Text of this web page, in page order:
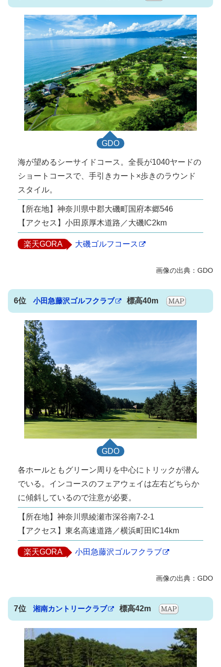
GDO
海が望めるシーサイドコース。全長が1040ヤードの
ショートコースで、手引きカート×歩きのラウンド
スタイル。
【所在地】神奈川県中郡大磯町国府本郷546
【アクセス】小田原厚木道路／大磯IC2km
楽天GORA 大磯ゴルフコース
6位 小田急藤沢ゴルフクラブ 標高40m
GDO
各ホールともグリーン周りを中心にトリックが潜ん
でいる。インコースのフェアウェイは左右どちらか
に傾斜しているので注意が必要。
【所在地】神奈川県綾瀬市深谷南7-2-1
【アクセス】東名高速道路／横浜町田IC14km
楽天GORA 小田急藤沢ゴルフクラブ
7位 湘南カントリークラブ 標高42m